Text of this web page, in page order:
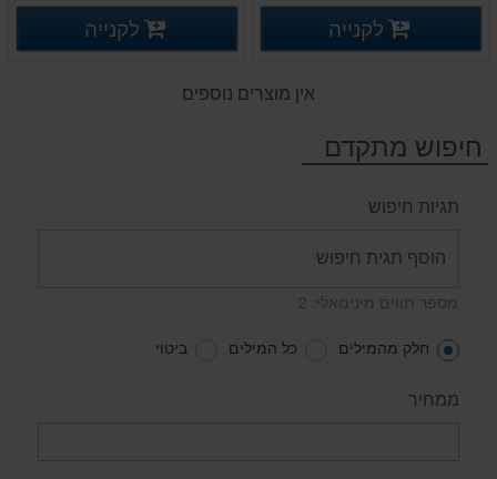
פרטים נוספים פרטים נוספים לקנייה פרטים נוספים
לקנייה
אין מוצרים נוספים
חיפוש מתקדם
תגיות חיפוש
מספר תווים מינימאלי: 2
חלק מהמילים כל המילים ביטוי
ממחיר